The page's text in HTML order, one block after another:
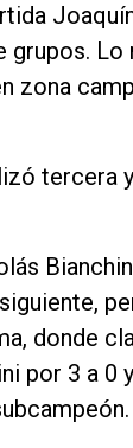
grupos.
tercera
donde
por 3 a 0